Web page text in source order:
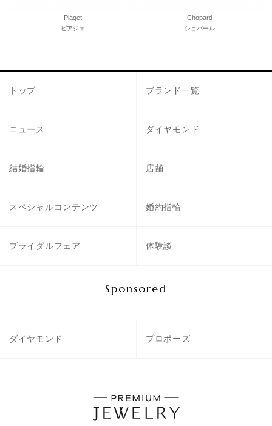
Piaget
ピアジェ
Chopard
ショパール
トップ ブランド一覧
ニュース ダイヤモンド
結婚指輪 店舗
スペシャルコンテンツ 婚約指輪
ブライダルフェア 体験談
Sponsored
ダイヤモンド プロポーズ